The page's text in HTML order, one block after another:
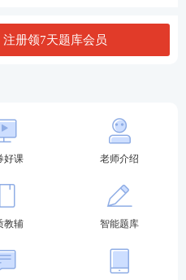
押等担保负担或者其他
够解除相关担保负担和
购买新的同类基础资产
专项计划的法律文件应当
件、购买规模、流动性风
应当与资产支持证券的
册领7天题库会员
好课 老师介绍
教辅 智能题库